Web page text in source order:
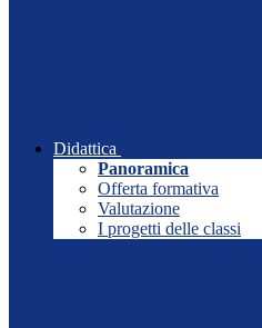
Didattica
Panoramica
Offerta formativa
Valutazione
I progetti delle classi